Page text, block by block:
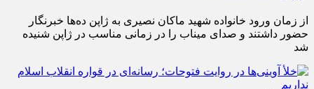
از زمان ورود خانواده شهید ماکان نصیری به ژاپن ده‌ها خبرنگار
حضور داشتند و صدای میناب را در زمانی مناسب در ژاپن شنیده
شد